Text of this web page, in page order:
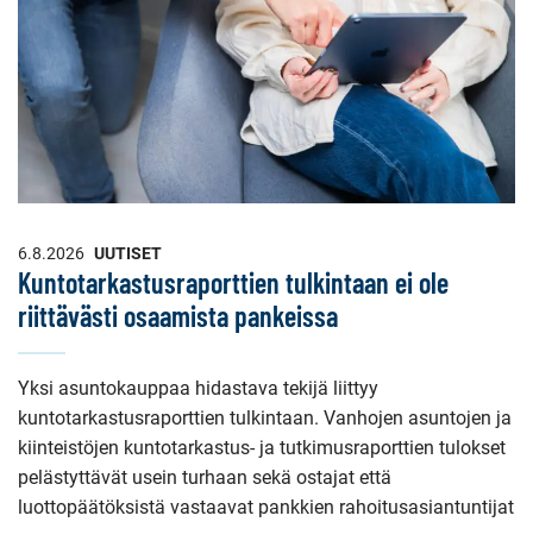
6.8.2026 UUTISET
Kuntotarkastusraporttien tulkintaan ei ole
riittävästi osaamista pankeissa
Yksi asuntokauppaa hidastava tekijä liittyy
kuntotarkastusraporttien tulkintaan. Vanhojen asuntojen ja
kiinteistöjen kuntotarkastus- ja tutkimusraporttien tulokset
pelästyttävät usein turhaan sekä ostajat että
luottopäätöksistä vastaavat pankkien rahoitusasiantuntijat